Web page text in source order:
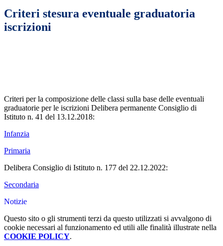
Criteri stesura eventuale graduatoria
iscrizioni
Criteri per la composizione delle classi sulla base delle eventuali
graduatorie per le iscrizioni Delibera permanente Consiglio di
Istituto n. 41 del 13.12.2018:
Infanzia
Primaria
Delibera Consiglio di Istituto n. 177 del 22.12.2022:
Secondaria
Notizie
Questo sito o gli strumenti terzi da questo utilizzati si avvalgono di
cookie necessari al funzionamento ed utili alle finalità illustrate nella
COOKIE POLICY.